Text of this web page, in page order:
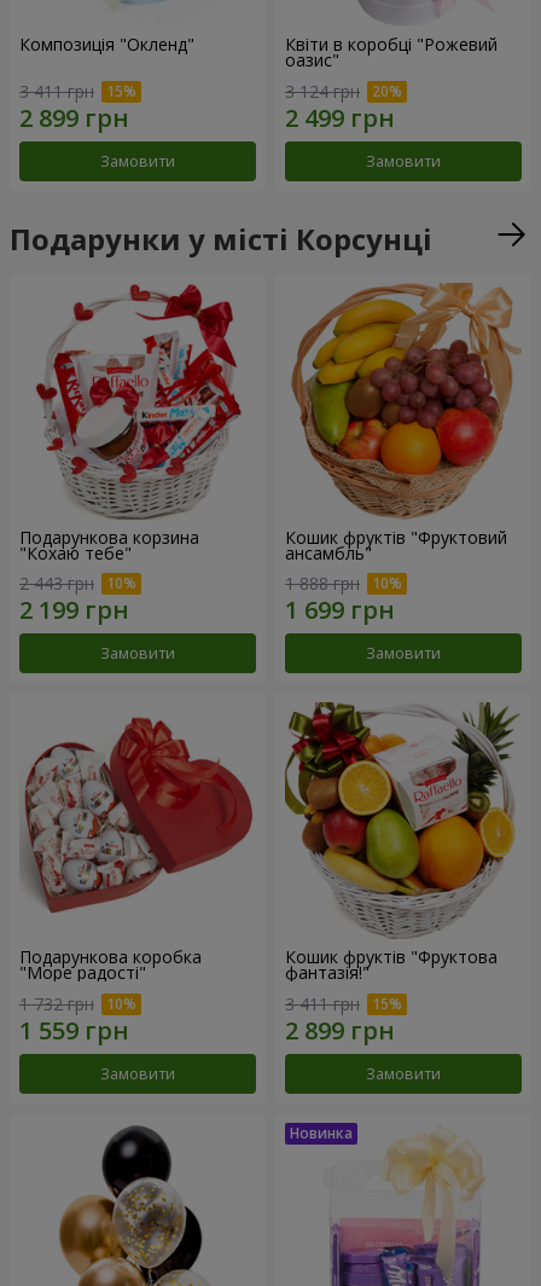
Композиція "Окленд"
3 411 грн
Замовити
Квіти в коробці "Рожевий
оазис"
3 124 грн
Замовити
Подарунки у місті Корсунці
Подарункова корзина
"Кохаю тебе"
2 443 грн
Замовити
Кошик фруктів "Фруктовий
ансамбль"
1 888 грн
Замовити
Подарункова коробка
"Море радості"
1 732 грн
Замовити
Кошик фруктів "Фруктова
фантазія!"
3 411 грн
Замовити